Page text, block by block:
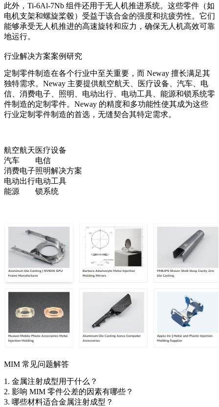
此外，Ti-6Al-7Nb 组件还用于无人机推进系统。这些零件（如
电机支架和螺旋桨毂）受益于该合金的强度和抗疲劳性。它们
能够承受无人机推进的高速旋转和应力，确保无人机高效可靠
地运行。
行业解决方案案例研究
定制零件制造在各个行业中至关重要，而 Neway 擅长满足其
独特需求。Neway 主要提供航空航天、医疗设备、汽车、电
信、消费电子、照明、电动出行、电动工具、能源和锁系统零
件制造的定制零件。Neway 的精度和多功能性使其成为这些
行业定制零件制造的首选，无缝契合其特定需求。
航空航天医疗设备
汽车
电信
消费电子照明解决方案
电动出行电动工具
能源
锁系统
MIM 常见问题解答
1. 金属注射成型用于什么？
2. 影响 MIM 零件公差的因素有哪些？
3. 哪些材料适合金属注射成型？